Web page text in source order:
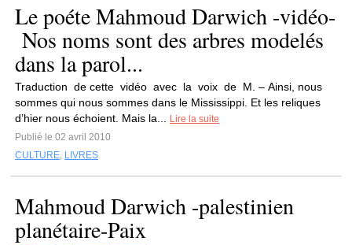
Le poéte Mahmoud Darwich -vidéo-
Nos noms sont des arbres modelés
dans la parol...
Traduction de cette vidéo avec la voix de M. – Ainsi, nous
sommes qui nous sommes dans le Mississippi. Et les reliques
d’hier nous échoient. Mais la...
Lire la suite
Publié le 02 avril 2010
CULTURE, LIVRES
Mahmoud Darwich -palestinien
planétaire-Paix